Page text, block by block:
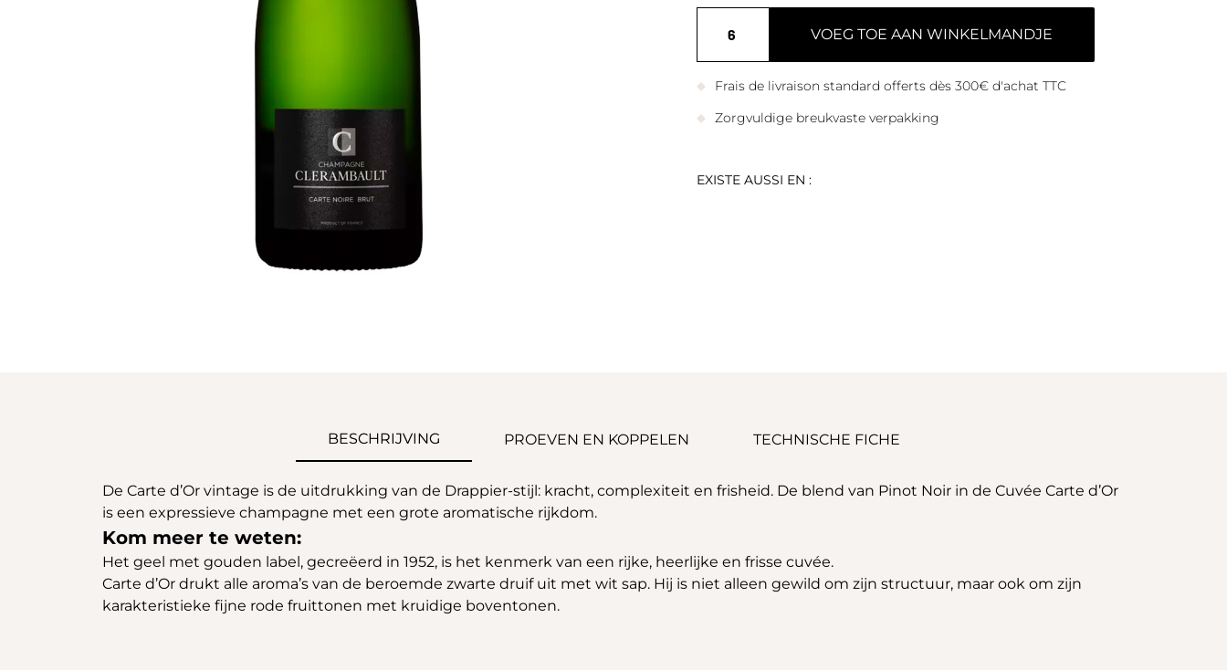
VOEG TOE AAN WINKELMANDJE
Frais de livraison standard offerts dès 300€ d'achat TTC
Zorgvuldige breukvaste verpakking
EXISTE AUSSI EN :
BESCHRIJVING PROEVEN EN KOPPELEN TECHNISCHE FICHE
De Carte d’Or vintage is de uitdrukking van de Drappier-stijl: kracht, complexiteit en frisheid. De blend van Pinot Noir in de Cuvée Carte d’Or
is een expressieve champagne met een grote aromatische rijkdom.
Kom meer te weten:
Het geel met gouden label, gecreëerd in 1952, is het kenmerk van een rijke, heerlijke en frisse cuvée.
Carte d’Or drukt alle aroma’s van de beroemde zwarte druif uit met wit sap. Hij is niet alleen gewild om zijn structuur, maar ook om zijn
karakteristieke fijne rode fruittonen met kruidige boventonen.